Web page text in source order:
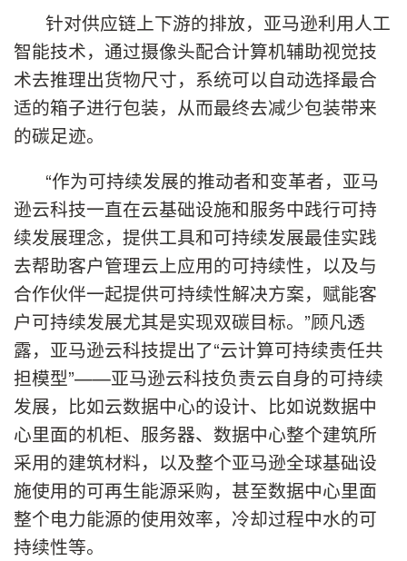
针对供应链上下游的排放，亚马逊利用人工
智能技术，通过摄像头配合计算机辅助视觉技
术去推理出货物尺寸，系统可以自动选择最合
适的箱子进行包装，从而最终去减少包装带来
的碳足迹。
“作为可持续发展的推动者和变革者，亚马
逊云科技一直在云基础设施和服务中践行可持
续发展理念，提供工具和可持续发展最佳实践
去帮助客户管理云上应用的可持续性，以及与
合作伙伴一起提供可持续性解决方案，赋能客
户可持续发展尤其是实现双碳目标。”顾凡透
露，亚马逊云科技提出了“云计算可持续责任共
担模型”——亚马逊云科技负责云自身的可持续
发展，比如云数据中心的设计、比如说数据中
心里面的机柜、服务器、数据中心整个建筑所
采用的建筑材料，以及整个亚马逊全球基础设
施使用的可再生能源采购，甚至数据中心里面
整个电力能源的使用效率，冷却过程中水的可
持续性等。